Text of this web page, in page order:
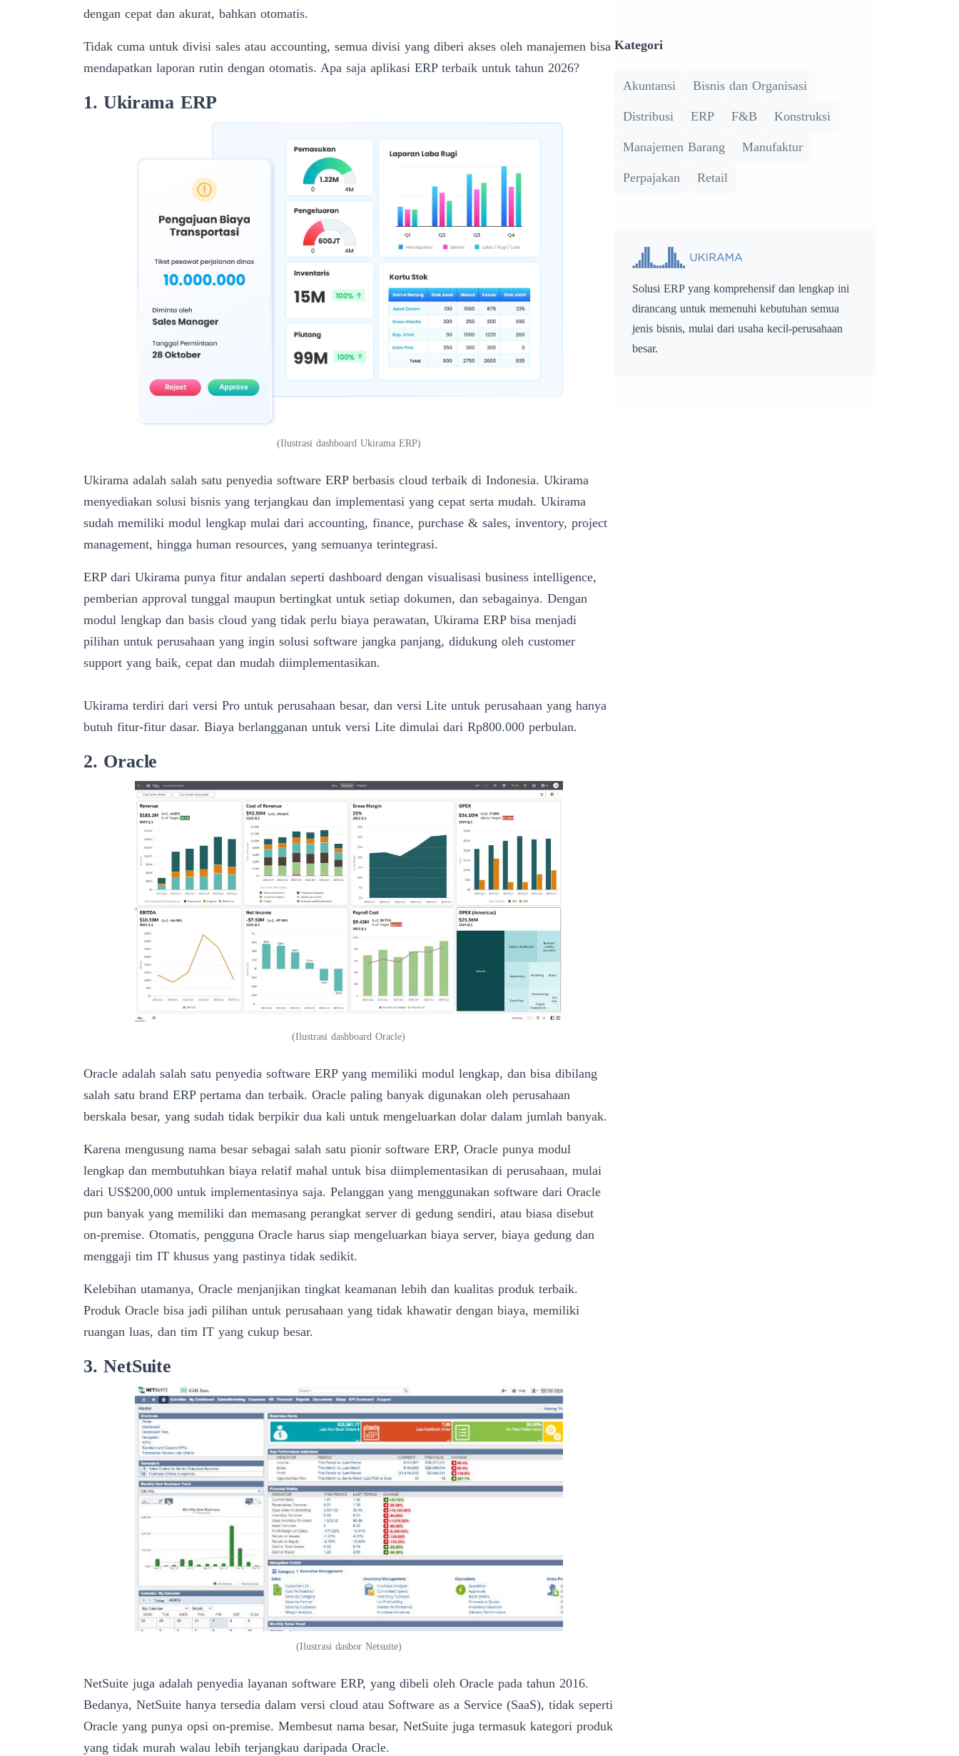
dengan cepat dan akurat, bahkan otomatis.
Tidak cuma untuk divisi sales atau accounting, semua divisi yang diberi akses oleh manajemen bisa
mendapatkan laporan rutin dengan otomatis. Apa saja aplikasi ERP terbaik untuk tahun 2026?
1. Ukirama ERP
(Ilustrasi dashboard Ukirama ERP)
Ukirama adalah salah satu penyedia software ERP berbasis cloud terbaik di Indonesia. Ukirama
menyediakan solusi bisnis yang terjangkau dan implementasi yang cepat serta mudah. Ukirama
sudah memiliki modul lengkap mulai dari accounting, finance, purchase & sales, inventory, project
management, hingga human resources, yang semuanya terintegrasi.
ERP dari Ukirama punya fitur andalan seperti dashboard dengan visualisasi business intelligence,
pemberian approval tunggal maupun bertingkat untuk setiap dokumen, dan sebagainya. Dengan
modul lengkap dan basis cloud yang tidak perlu biaya perawatan, Ukirama ERP bisa menjadi
pilihan untuk perusahaan yang ingin solusi software jangka panjang, didukung oleh customer
support yang baik, cepat dan mudah diimplementasikan.
Ukirama terdiri dari versi Pro untuk perusahaan besar, dan versi Lite untuk perusahaan yang hanya
butuh fitur-fitur dasar. Biaya berlangganan untuk versi Lite dimulai dari Rp800.000 perbulan.
2. Oracle
(Ilustrasi dashboard Oracle)
Oracle adalah salah satu penyedia software ERP yang memiliki modul lengkap, dan bisa dibilang
salah satu brand ERP pertama dan terbaik. Oracle paling banyak digunakan oleh perusahaan
berskala besar, yang sudah tidak berpikir dua kali untuk mengeluarkan dolar dalam jumlah banyak.
Karena mengusung nama besar sebagai salah satu pionir software ERP, Oracle punya modul
lengkap dan membutuhkan biaya relatif mahal untuk bisa diimplementasikan di perusahaan, mulai
dari US$200,000 untuk implementasinya saja. Pelanggan yang menggunakan software dari Oracle
pun banyak yang memiliki dan memasang perangkat server di gedung sendiri, atau biasa disebut
on-premise. Otomatis, pengguna Oracle harus siap mengeluarkan biaya server, biaya gedung dan
menggaji tim IT khusus yang pastinya tidak sedikit.
Kelebihan utamanya, Oracle menjanjikan tingkat keamanan lebih dan kualitas produk terbaik.
Produk Oracle bisa jadi pilihan untuk perusahaan yang tidak khawatir dengan biaya, memiliki
ruangan luas, dan tim IT yang cukup besar.
3. NetSuite
(Ilustrasi dasbor Netsuite)
NetSuite juga adalah penyedia layanan software ERP, yang dibeli oleh Oracle pada tahun 2016.
Bedanya, NetSuite hanya tersedia dalam versi cloud atau Software as a Service (SaaS), tidak seperti
Oracle yang punya opsi on-premise. Membesut nama besar, NetSuite juga termasuk kategori produk
yang tidak murah walau lebih terjangkau daripada Oracle.
Kategori
Akuntansi Bisnis dan Organisasi
Distribusi ERP F&B Konstruksi
Manajemen Barang Manufaktur
Perpajakan Retail
Solusi ERP yang komprehensif dan lengkap ini
dirancang untuk memenuhi kebutuhan semua
jenis bisnis, mulai dari usaha kecil-perusahaan
besar.